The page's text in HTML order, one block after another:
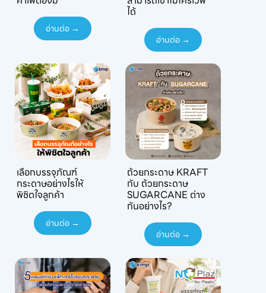
อ่านต่อ →
ได้
อ่านต่อ →
เลือกบรรจุภัณฑ์
กระดาษอย่างไรให้
พิชิตใจลูกค้า
อ่านต่อ →
ถ้วยกระดาษ KRAFT
กับ ถ้วยกระดาษ
SUGARCANE ต่าง
กันอย่างไร?
อ่านต่อ →